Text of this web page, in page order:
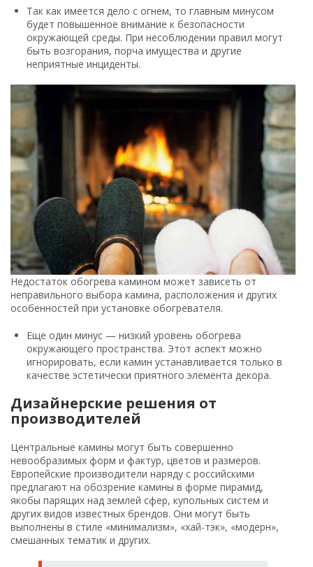
Так как имеется дело с огнем, то главным минусом
будет повышенное внимание к безопасности
окружающей среды. При несоблюдении правил могут
быть возгорания, порча имущества и другие
неприятные инциденты.
Недостаток обогрева камином может зависеть от
неправильного выбора камина, расположения и других
особенностей при установке обогревателя.
Еще один минус — низкий уровень обогрева
окружающего пространства. Этот аспект можно
игнорировать, если камин устанавливается только в
качестве эстетически приятного элемента декора.
Дизайнерские решения от
производителей
Центральные камины могут быть совершенно
невообразимых форм и фактур, цветов и размеров.
Европейские производители наряду с российскими
предлагают на обозрение камины в форме пирамид,
якобы парящих над землей сфер, купольных систем и
других видов известных брендов. Они могут быть
выполнены в стиле «минимализм», «хай-тэк», «модерн»,
смешанных тематик и других.